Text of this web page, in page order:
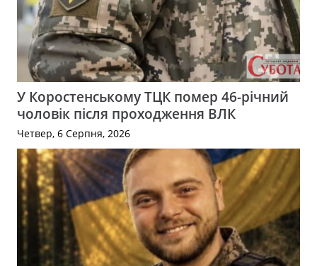
У Коростенському ТЦК помер 46-річний
чоловік після проходження ВЛК
Четвер, 6 Серпня, 2026